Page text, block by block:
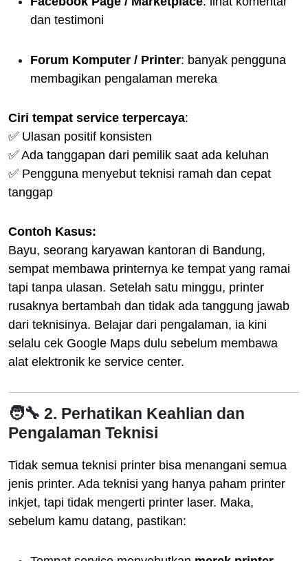
dan testimoni
Forum Komputer / Printer: banyak pengguna
membagikan pengalaman mereka
Ciri tempat service terpercaya:
✅ Ulasan positif konsisten
✅ Ada tanggapan dari pemilik saat ada keluhan
✅ Pengguna menyebut teknisi ramah dan cepat
tanggap
Contoh Kasus:
Bayu, seorang karyawan kantoran di Bandung,
sempat membawa printernya ke tempat yang ramai
tapi tanpa ulasan. Setelah satu minggu, printer
rusaknya bertambah dan tidak ada tanggung jawab
dari teknisinya. Belajar dari pengalaman, ia kini
selalu cek Google Maps dulu sebelum membawa
alat elektronik ke service center.
🧑‍🔧 2. Perhatikan Keahlian dan
Pengalaman Teknisi
Tidak semua teknisi printer bisa menangani semua
jenis printer. Ada teknisi yang hanya paham printer
inkjet, tapi tidak mengerti printer laser. Maka,
sebelum kamu datang, pastikan: